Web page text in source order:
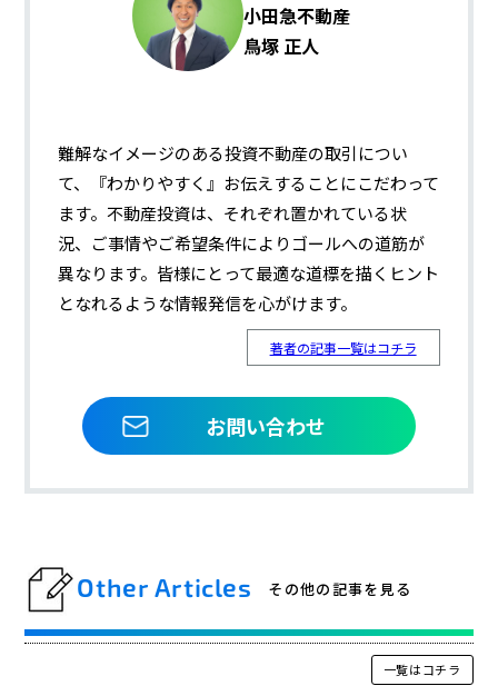
小田急不動産
鳥塚 正人
難解なイメージのある投資不動産の取引につい
て、『わかりやすく』お伝えすることにこだわって
ます。不動産投資は、それぞれ置かれている状
況、ご事情やご希望条件によりゴールへの道筋が
異なります。皆様にとって最適な道標を描くヒント
となれるような情報発信を心がけます。
著者の記事一覧はコチラ
お問い合わせ
Other Articles その他の記事を見る
一覧はコチラ